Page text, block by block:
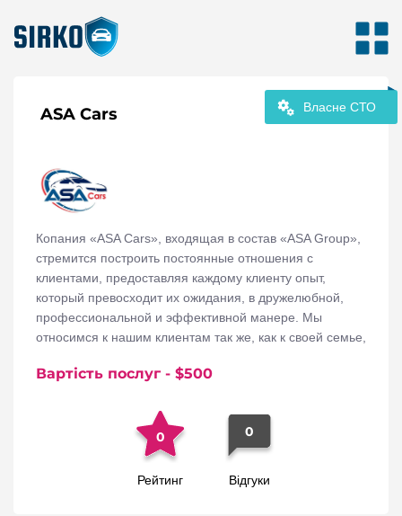
Власне СТО
ASA Cars
Копания «ASA Cars», входящая в состав «ASA Group»,
стремится построить постоянные отношения с
клиентами, предоставляя каждому клиенту опыт,
который превосходит их ожидания, в дружелюбной,
профессиональной и эффективной манере. Мы
относимся к нашим клиентам так же, как к своей семье,
транспорте. Наша цель - быть вашим постоянным
Вартість послуг - $500
0
Рейтинг
0
Відгуки